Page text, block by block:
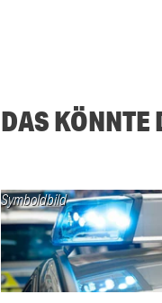
DAS KÖNNTE
Symboldbild